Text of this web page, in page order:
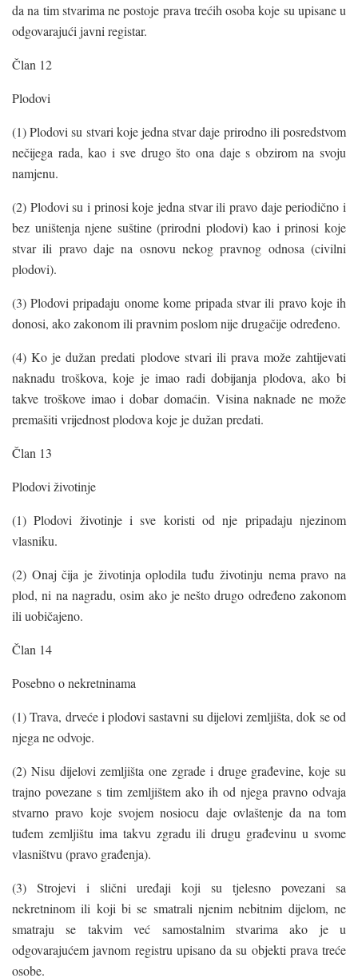
da na tim stvarima ne postoje prava trećih osoba koje su upisane u
odgovarajući javni registar.
Član 12
Plodovi
(1) Plodovi su stvari koje jedna stvar daje prirodno ili posredstvom
nečijega rada, kao i sve drugo što ona daje s obzirom na svoju
namjenu.
(2) Plodovi su i prinosi koje jedna stvar ili pravo daje periodično i
bez uništenja njene suštine (prirodni plodovi) kao i prinosi koje
stvar ili pravo daje na osnovu nekog pravnog odnosa (civilni
plodovi).
(3) Plodovi pripadaju onome kome pripada stvar ili pravo koje ih
donosi, ako zakonom ili pravnim poslom nije drugačije određeno.
(4) Ko je dužan predati plodove stvari ili prava može zahtijevati
naknadu troškova, koje je imao radi dobijanja plodova, ako bi
takve troškove imao i dobar domaćin. Visina naknade ne može
premašiti vrijednost plodova koje je dužan predati.
Član 13
Plodovi životinje
(1) Plodovi životinje i sve koristi od nje pripadaju njezinom
vlasniku.
(2) Onaj čija je životinja oplodila tuđu životinju nema pravo na
plod, ni na nagradu, osim ako je nešto drugo određeno zakonom
ili uobičajeno.
Član 14
Posebno o nekretninama
(1) Trava, drveće i plodovi sastavni su dijelovi zemljišta, dok se od
njega ne odvoje.
(2) Nisu dijelovi zemljišta one zgrade i druge građevine, koje su
trajno povezane s tim zemljištem ako ih od njega pravno odvaja
stvarno pravo koje svojem nosiocu daje ovlaštenje da na tom
tuđem zemljištu ima takvu zgradu ili drugu građevinu u svome
vlasništvu (pravo građenja).
(3) Strojevi i slični uređaji koji su tjelesno povezani sa
nekretninom ili koji bi se smatrali njenim nebitnim dijelom, ne
smatraju se takvim već samostalnim stvarima ako je u
odgovarajućem javnom registru upisano da su objekti prava treće
osobe.